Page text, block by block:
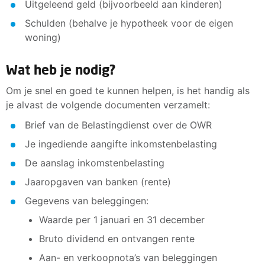
Uitgeleend geld (bijvoorbeeld aan kinderen)
Schulden (behalve je hypotheek voor de eigen
woning)
Wat heb je nodig?
Om je snel en goed te kunnen helpen, is het handig als
je alvast de volgende documenten verzamelt:
Brief van de Belastingdienst over de OWR
Je ingediende aangifte inkomstenbelasting
De aanslag inkomstenbelasting
Jaaropgaven van banken (rente)
Gegevens van beleggingen:
Waarde per 1 januari en 31 december
Bruto dividend en ontvangen rente
Aan- en verkoopnota’s van beleggingen